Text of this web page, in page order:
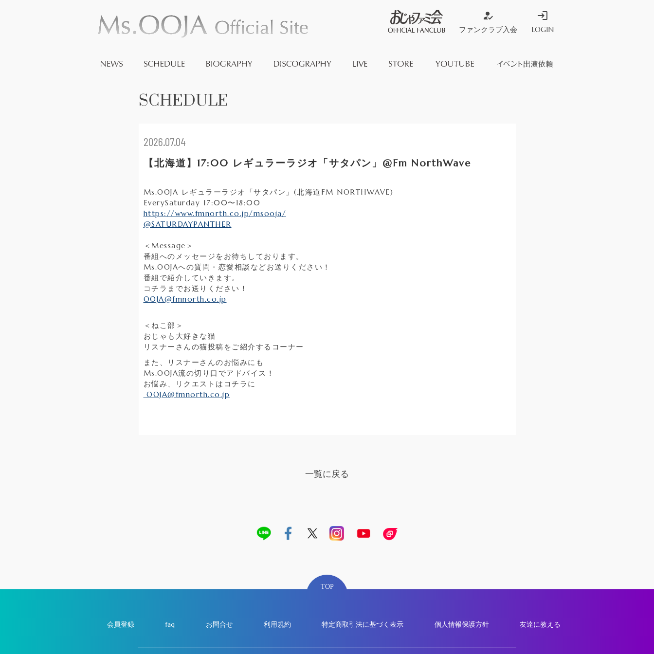
how_to_reg
ファンクラブ入会
login
LOGIN
SCHEDULE
2026.07.04
【北海道】17:00 レギュラーラジオ「サタパン」@Fm NorthWave
Ms.OOJA レギュラーラジオ「サタパン」(北海道FM NORTHWAVE)
EverySaturday 17:00〜18:00
https://www.fmnorth.co.jp/msooja/
@SATURDAYPANTHER
＜Message＞
番組へのメッセージをお待ちしております。
Ms.OOJAへの質問・恋愛相談などお送りください！
番組で紹介していきます。
コチラまでお送りください！
OOJA@fmnorth.co.jp
＜ねこ部＞
おじゃも大好きな猫
リスナーさんの猫投稿をご紹介するコーナー
また、リスナーさんのお悩みにも
Ms.OOJA流の切り口でアドバイス！
お悩み、リクエストはコチラに
OOJA@fmnorth.co.jp
一覧に戻る
TOP
会員登録 faq お問合せ 利用規約 特定商取引法に基づく表示 個人情報保護方針 友達に教える